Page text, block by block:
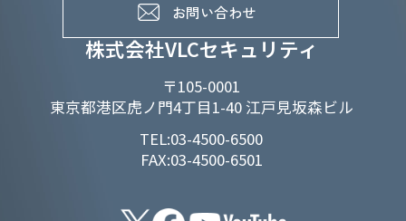
株式会社VLCセキュリティ
〒105-0001
東京都港区虎ノ門4丁目1-40 江戸見坂森ビル
TEL:03-4500-6500
FAX:03-4500-6501
お問い合わせ